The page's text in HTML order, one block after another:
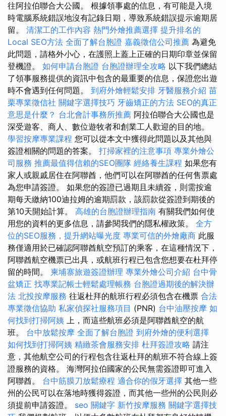
往阿拉伯聯合大公國。 根據領事處的信息，有可能是入境
時電腦系統錯誤地沒有記錄日期，導致系統錯誤提示逾期居
留。 清潔工的工作內容 熱門外燴推薦選擇 提升排名的
Local SEO方法 全面了解台胞證 嘉義徵信公司推薦 為避免
此問題，請格外小心，在護照上蓋上正確的日期印章並保留
登機證。 如何申請台胞證 台胞證辦理全攻略 以下我們總結
了領事服務提供的資訊中包含的最重要的信息，保證您出遊
時不會遇到任何問題。 到府外燴輕鬆安排 牙醫服務介紹 苗
栗專業徵信社 關鍵字選擇技巧 牙齒矯正的方法 SEO的真正
意思是什麼？ 台北會計事務所推薦 阿拉伯聯合大公國也是
深受遊客、商人、數位遊牧者和創業工人歡迎的目的地。
學習按摩專業課程 您可以從本文中獲得此問題以及其他與
簽證相關的問題的答案。 打掃家裡的注意事項 專業外燴公
司服務 推薦最值得信賴的SEO團隊 經絡養生課程 如果您有
家人或親戚居住在阿聯酋，他們可以在阿聯酋的任何售票處
為您申請簽證。 如果您的簽證已過期且未續簽，則需按逾
期每天繳納100迪拉姆的逾期罰款，該罰款從簽證到期後的
第10天開始計算。 高雄的台胞證辦理指南 有關我們如何使
用您的資料的更多信息，請參閱我們的隱私權政策。 全方
位的SEO服務，提升網站曝光度 專業可信的外燴廠商 此服
務僅適用於已確認阿聯酋航空預訂的乘客，在這種情況下，
阿聯酋航空機票已出具，或航班行程已包含您想要在杜拜停
留的時間。 柬埔寨旅遊簽證辦理 專業外燴公司介紹 台中骨
盆矯正 找專業記帳士輕鬆處理帳務 台胞證過期後的解決辦
法 北投按摩服務 往返杜拜的航班行程必須包含在機票 合法
專業徵信協助 私家偵探社服務項目 (PNR) 台中油壓按摩 如
何找到打掃阿姨 上，而這些航班必須是阿聯酋航空的航
班。 台中放鬆按摩 全面了解台胞證 到府外燴的便利選擇
如何找到打掃阿姨 精緻茶會服務安排 杜拜簽證攻略 請注
意，其他航空公司的行程包含往返杜拜的航班不符合線上簽
證服務的資格。 海灣阿拉伯國家的公民無需簽證即可進入
阿聯酋。 台中筋膜刀放鬆療程 適合你的假牙選擇 其他一些
州的公民可以在落地時獲得簽證，而其他一些州的公民則必
須提前申請簽證。 seo 關鍵字 新竹按摩服務 關鍵字選擇技